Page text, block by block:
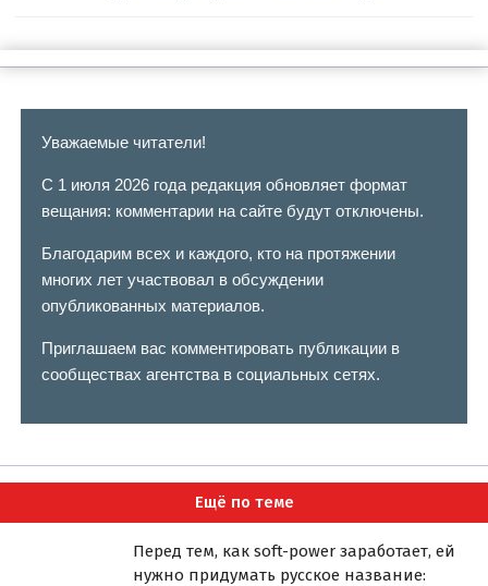
Уважаемые читатели!
С 1 июля 2026 года редакция обновляет формат
вещания: комментарии на сайте будут отключены.
Благодарим всех и каждого, кто на протяжении
многих лет участвовал в обсуждении
опубликованных материалов.
Приглашаем вас комментировать публикации в
сообществах агентства в социальных сетях.
Ещё по теме
Перед тем, как soft-power заработает, ей
нужно придумать русское название: